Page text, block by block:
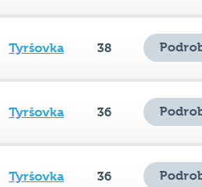
Tyršovka 38
Tyršovka 36
Tyršovka 36